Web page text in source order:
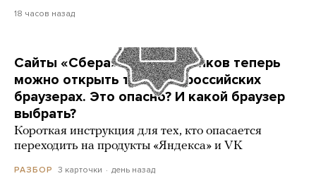
18 часов назад
Сайты «Сбера» и других банков теперь
можно открыть только в российских
браузерах. Это опасно? И какой браузер
выбрать?
Короткая инструкция для тех, кто опасается
переходить на продукты «Яндекса» и VK
РАЗБОР 3 карточки день назад